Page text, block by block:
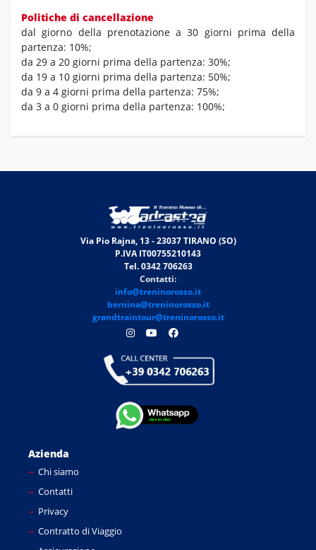
Politiche di cancellazione
dal giorno della prenotazione a 30 giorni prima della
partenza: 10%;
da 29 a 20 giorni prima della partenza: 30%;
da 19 a 10 giorni prima della partenza: 50%;
da 9 a 4 giorni prima della partenza: 75%;
da 3 a 0 giorni prima della partenza: 100%;
Via Pio Rajna, 13 - 23037 TIRANO (SO)
P.IVA IT00755210143
Tel. 0342 706263
Contatti:
info@treninorosso.it
bernina@treninorosso.it
grandtraintour@treninorosso.it
Azienda
Chi siamo
Contatti
Privacy
Contratto di Viaggio